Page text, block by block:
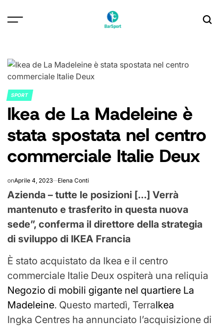
POSTED
IN
SPORT
Ikea de La Madeleine è
stata spostata nel centro
commerciale Italie Deux
onAprile 4, 2023 Elena Conti
Azienda – tutte le posizioni […] Verrà
mantenuto e trasferito in questa nuova
sede”, conferma il direttore della strategia
di sviluppo di IKEA Francia
È stato acquistato da Ikea e il centro
commerciale Italie Deux ospiterà una reliquia
Negozio di mobili gigante nel quartiere La
Madeleine. Questo martedì, TerraIkea
Ingka Centres ha annunciato l’acquisizione di